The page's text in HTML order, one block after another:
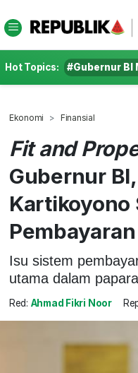
Hot Topics: #Gubernur BI
Ekonomi Finansial
Fit and
Gubernur
Kartikoyono
Pembayaran
Isu sistem
utama dalam
Red: Ahmad Fikri Noor